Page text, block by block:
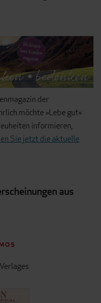
der
möchte »Lebe gut«
informieren,
Sie jetzt die aktuelle
aus